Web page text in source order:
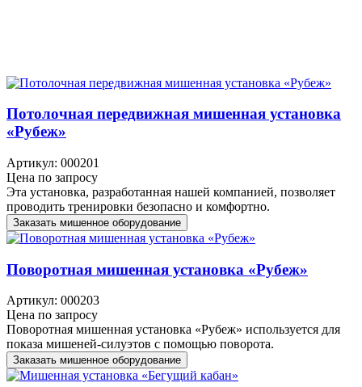
Потолочная передвижная мишенная установка
«Рубеж»
Артикул: 000201
Цена по запросу
Эта установка, разработанная нашей компанией, позволяет
проводить тренировки безопасно и комфортно.
Заказать мишенное оборудование
Поворотная мишенная установка «Рубеж»
Артикул: 000203
Цена по запросу
Поворотная мишенная установка «Рубеж» используется для
показа мишеней-силуэтов с помощью поворота.
Заказать мишенное оборудование